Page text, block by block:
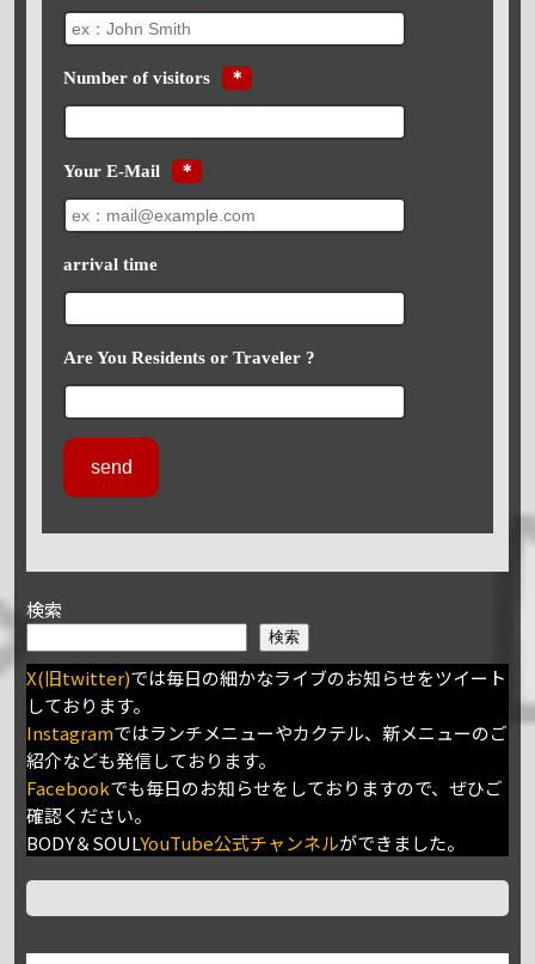
Number of visitors ＊
Your E-Mail ＊
arrival time
Are You Residents or Traveler ?
検索
検索
X(旧twitter)では毎日の細かなライブのお知らせをツイート
しております。
Instagramではランチメニューやカクテル、新メニューのご
紹介なども発信しております。
Facebookでも毎日のお知らせをしておりますので、ぜひご
確認ください。
BODY＆SOULYouTube公式チャンネルができました。